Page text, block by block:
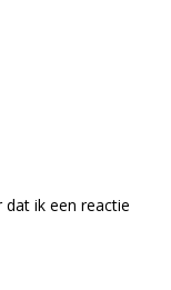
ik een reactie